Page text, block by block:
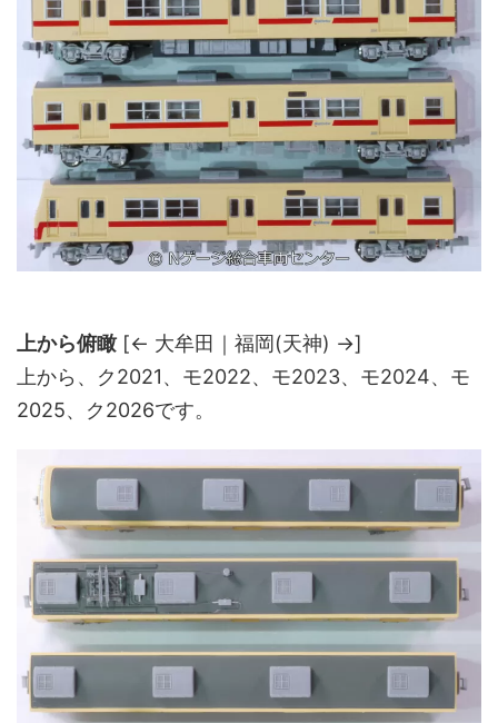
上から俯瞰[← 大牟田｜福岡(天神) →]
上から、ク2021、モ2022、モ2023、モ2024、モ
2025、ク2026です。